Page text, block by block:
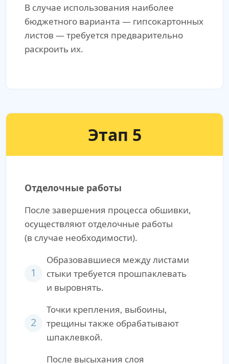
В случае использования наиболее
бюджетного варианта — гипсокартонных
листов — требуется предварительно
раскроить их.
Этап 5
Отделочные работы
После завершения процесса обшивки,
осуществляют отделочные работы
(в случае необходимости).
1
Образовавшиеся между листами
стыки требуется прошпаклевать
и выровнять.
2
Точки крепления, выбоины,
трещины также обрабатывают
шпаклевкой.
После высыхания слоя